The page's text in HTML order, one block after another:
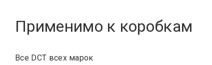
Применимо к коробкам
Все DCT всех марок